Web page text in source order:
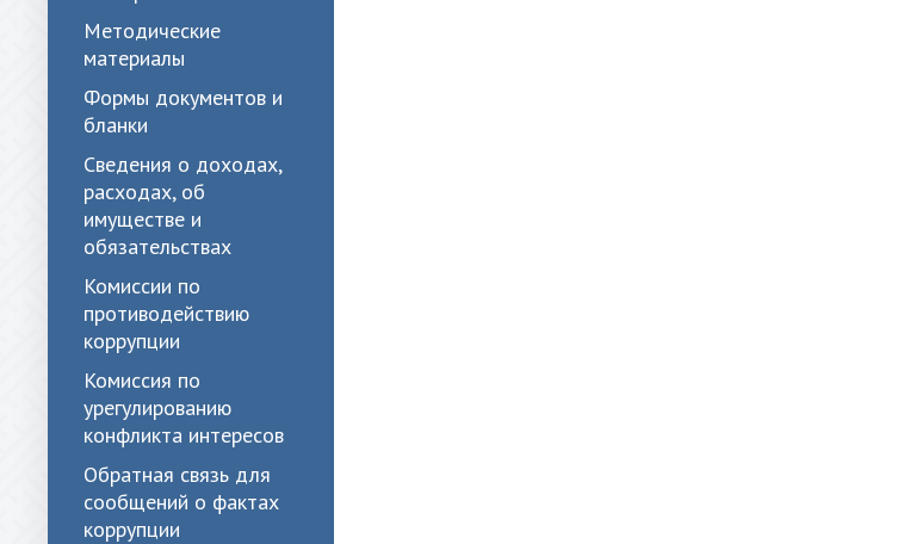
Методические
материалы
Формы документов и
бланки
Сведения о доходах,
расходах, об
имуществе и
обязательствах
Комиссии по
противодействию
коррупции
Комиссия по
урегулированию
конфликта интересов
Обратная связь для
сообщений о фактах
коррупции